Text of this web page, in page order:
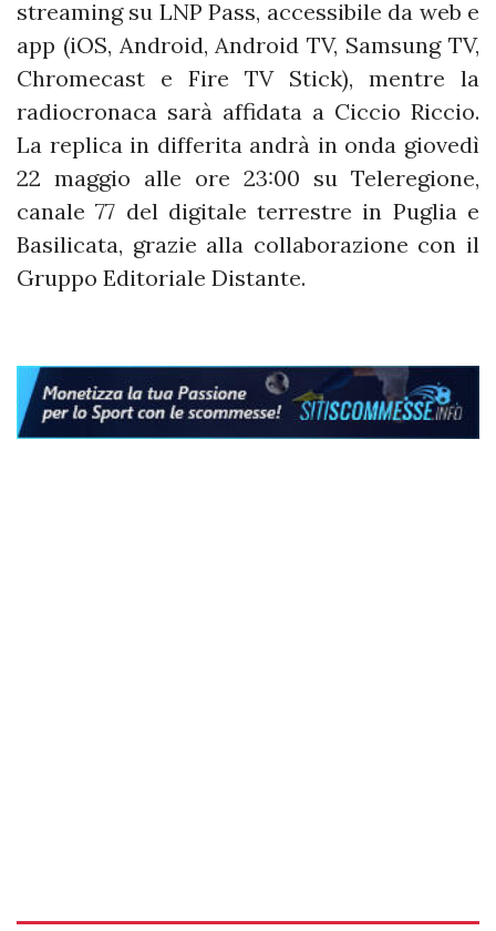
streaming su LNP Pass, accessibile da web e
app (iOS, Android, Android TV, Samsung TV,
Chromecast e Fire TV Stick), mentre la
radiocronaca sarà affidata a Ciccio Riccio.
La replica in differita andrà in onda giovedì
22 maggio alle ore 23:00 su Teleregione,
canale 77 del digitale terrestre in Puglia e
Basilicata, grazie alla collaborazione con il
Gruppo Editoriale Distante.